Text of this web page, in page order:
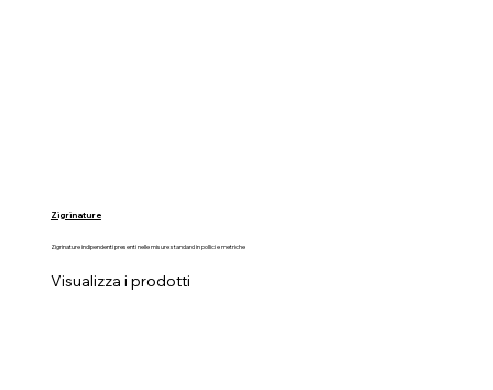
Zigrinature
Zigrinature indipendenti presenti nelle misure standard in pollici e metriche
Visualizza i prodotti